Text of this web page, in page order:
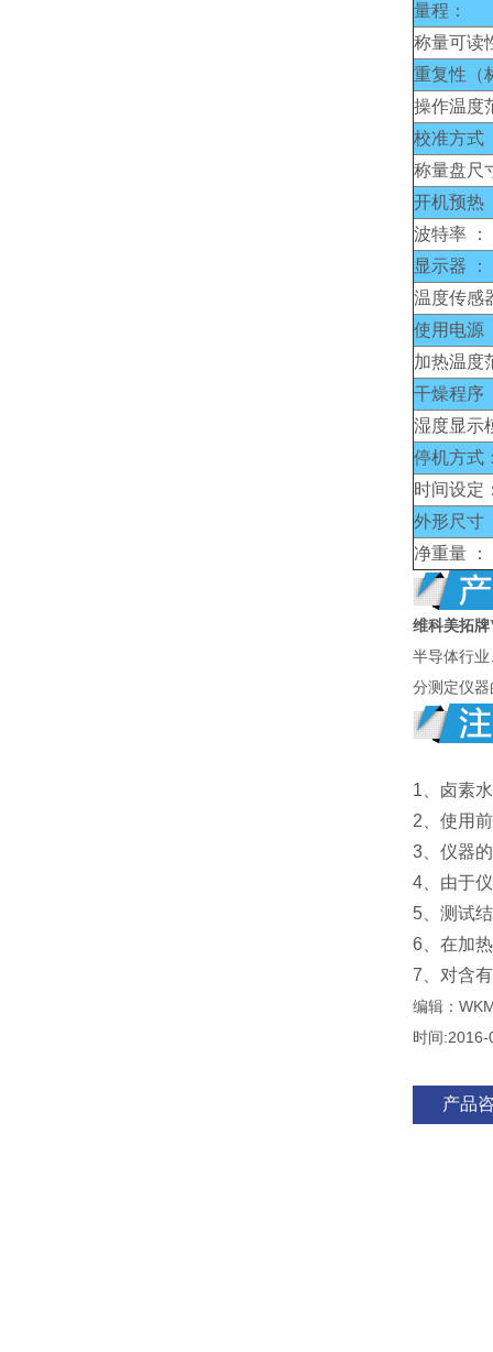
量程：
称量可读
重复性（
操作温度
校准方式
称量盘尺
开机预热
波特率 ：
显示器 ：
温度传感
使用电源
加热温度
干燥程序
湿度显示
停机方式
时间设定
外形尺寸
净重量 ：
维科美拓牌
半导体行
分测定仪
1、卤素
2、使用
3、仪器
4、由于
5、测试
6、在加
7、对含
编辑：
时间:2016-
产品